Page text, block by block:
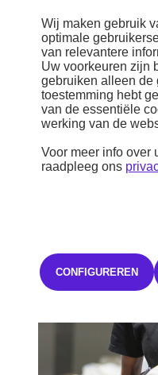
producten en
automobielsector.
Profiteer van betrouwbare
constructeurskwaliteit en
carrosseriebedrijven en
Meer informatie
Wij maken gebruik
optimale
van relevantere
Uw voorkeuren zijn
gebruiken alleen de
toestemming hebt
van de essentiële
werking van de
Voor meer info over
raadpleeg ons
CONFIGUREREN